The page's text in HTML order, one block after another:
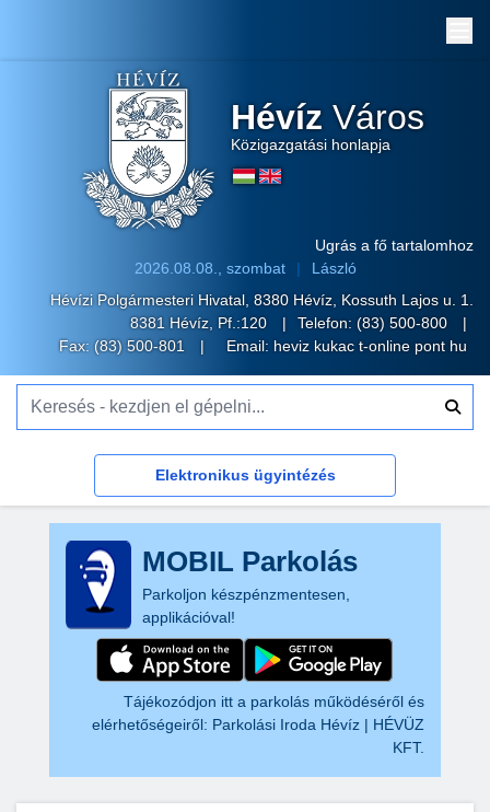
Hévíz Város
Közigazgatási honlapja
Ugrás a fő tartalomhoz
2026.08.08., szombat
László
Hévízi Polgármesteri Hivatal, 8380 Hévíz, Kossuth Lajos u. 1.
8381 Hévíz, Pf.:120
Telefon: (83) 500-800
Fax: (83) 500-801
Email: heviz kukac t-online pont hu
Elektronikus ügyintézés
MOBIL Parkolás
Parkoljon készpénzmentesen,
applikációval!
Tájékozódjon itt a parkolás működéséről és
elérhetőségeiről: Parkolási Iroda Hévíz | HÉVÜZ
KFT.